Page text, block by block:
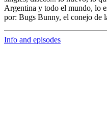
Argentina y todo el mundo, lo
por: Bugs Bunny, el conejo de
Info and episodes